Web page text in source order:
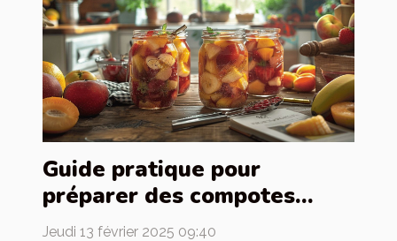
Guide pratique pour
préparer des compotes
maison pour toute la famille
Jeudi 13 février 2025 09:40